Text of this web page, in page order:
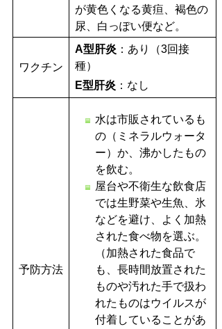
が黄色くなる黄疸、褐色の
尿、白っぽい便など。
ワクチン
A型肝炎 ：あり（3回接
種）
E型肝炎 ：なし
予防方法
水は市販されているも
の（ミネラルウォータ
ー）か、沸かしたもの
を飲む。
屋台や不衛生な飲食店
では生野菜や生魚、氷
などを避け、よく加熱
された食べ物を選ぶ。
（加熱された食品で
も、長時間放置された
ものや汚れた手で扱わ
れたものはウイルスが
付着していることがあ